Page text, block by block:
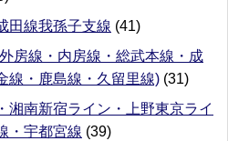
田線我孫子支線 (41)
房線・内房線・総武本線・成
線・鹿島線・久留里線) (31)
湘南新宿ライン・上野東京ライ
・宇都宮線 (39)